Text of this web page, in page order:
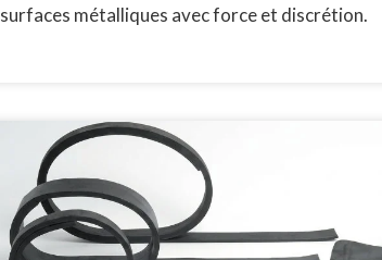
surfaces métalliques avec force et discrétion.